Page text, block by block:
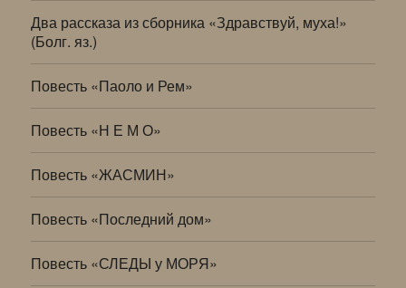
Два рассказа из сборника «Здравствуй, муха!»
(Болг. яз.)
Повесть «Паоло и Рем»
Повесть «Н Е М О»
Повесть «ЖАСМИН»
Повесть «Последний дом»
Повесть «СЛЕДЫ у МОРЯ»